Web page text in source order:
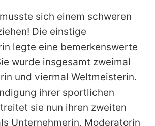
Impressum
Utiq verwalten
musste sich einem schweren
Die einstige
legte eine bemerkenswerte
wurde insgesamt zweimal
und viermal Weltmeisterin.
ihrer sportlichen
sie nun ihren zweiten
Unternehmerin, Moderatorin